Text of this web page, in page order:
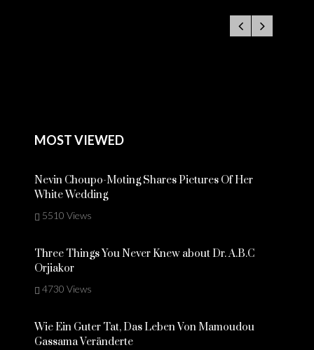
MOST VIEWED
Nevin Choupo-Moting Shares Pictures Of Her
White Wedding
5510 Views
Three Things You Never Knew about Dr. A.B.C
Orjiakor
4730 Views
Wie Ein Guter Tat, Das Leben Von Mamoudou
Gassama Veränderte